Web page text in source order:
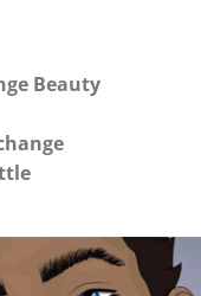
Beauty